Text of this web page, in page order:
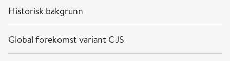
Historisk bakgrunn
Global forekomst variant CJS